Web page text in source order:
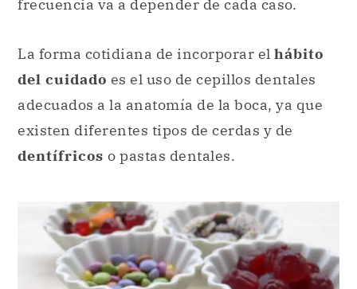
frecuencia va a depender de cada caso.
La forma cotidiana de incorporar el hábito
del cuidado es el uso de cepillos dentales
adecuados a la anatomía de la boca, ya que
existen diferentes tipos de cerdas y de
dentífricos o pastas dentales.